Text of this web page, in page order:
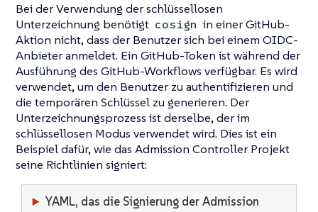
Bei der Verwendung der schlüssellosen
Unterzeichnung benötigt cosign in einer GitHub-
Aktion nicht, dass der Benutzer sich bei einem OIDC-
Anbieter anmeldet. Ein GitHub-Token ist während der
Ausführung des GitHub-Workflows verfügbar. Es wird
verwendet, um den Benutzer zu authentifizieren und
die temporären Schlüssel zu generieren. Der
Unterzeichnungsprozess ist derselbe, der im
schlüssellosen Modus verwendet wird. Dies ist ein
Beispiel dafür, wie das Admission Controller Projekt
seine Richtlinien signiert:
YAML, das die Signierung der Admission